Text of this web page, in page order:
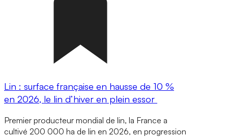
Lin : surface française en hausse de 10 %
en 2026, le lin d’hiver en plein essor
Premier producteur mondial de lin, la France a
cultivé 200 000 ha de lin en 2026, en progression